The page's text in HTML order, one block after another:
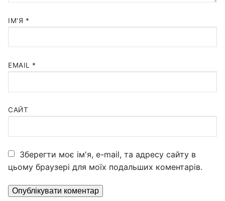
ІМ'Я *
EMAIL *
САЙТ
Зберегти моє ім'я, e-mail, та адресу сайту в
цьому браузері для моїх подальших коментарів.